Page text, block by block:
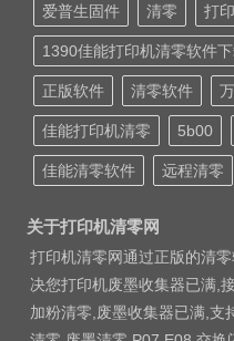
爱普生固件 清零 打
1390佳能打印机清零软件
正版软件 清零软件
佳能打印机清零 5b00
佳能清零软件 远程清零
关于打印机清零网
打印机清零网通过正版的清
决您打印机废墨收集器已满,
加粉清零,废墨收集器已满,